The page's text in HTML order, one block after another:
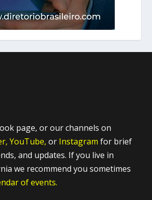
page, or our channels on
YouTube, or Instagram for brief
and updates. If you live in
we recommend you sometimes
of events.